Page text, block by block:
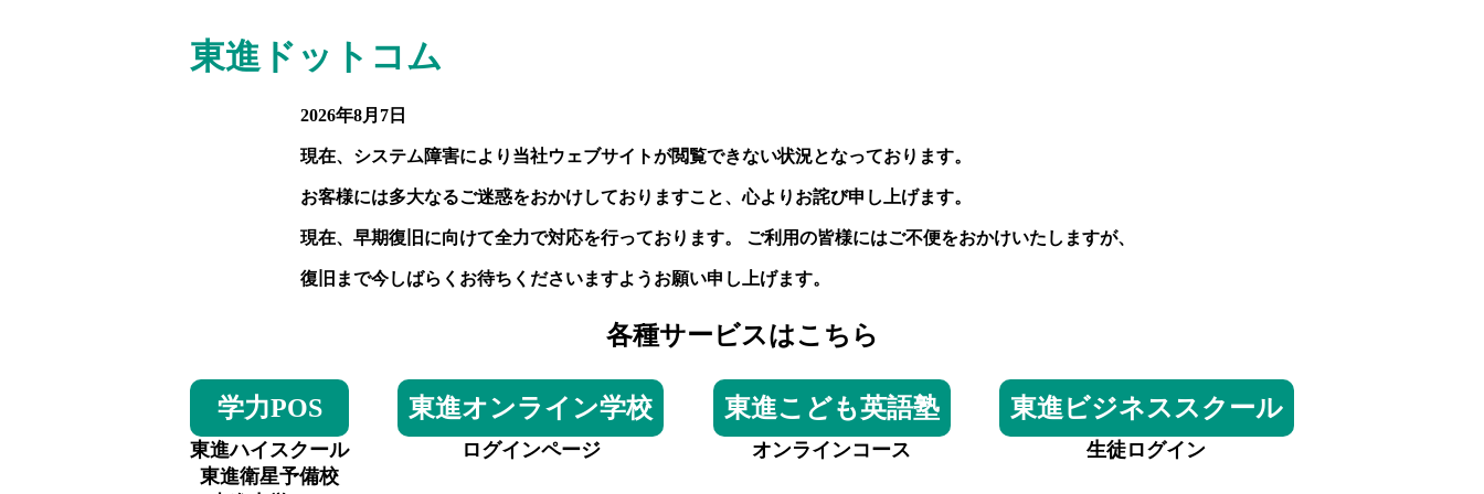
東進ドットコム
2026年8月7日
現在、システム障害により当社ウェブサイトが閲覧できない状況となっております。
お客様には多大なるご迷惑をおかけしておりますこと、心よりお詫び申し上げます。
現在、早期復旧に向けて全力で対応を行っております。 ご利用の皆様にはご不便をおかけいたしますが、
復旧まで今しばらくお待ちくださいますようお願い申し上げます。
各種サービスはこちら
学力POS
東進ハイスクール
東進衛星予備校
東進オンライン学校
ログインページ
東進こども英語塾
オンラインコース
東進ビジネススクール
生徒ログイン